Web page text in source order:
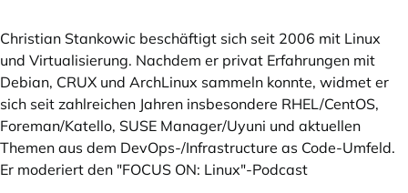
Christian Stankowic beschäftigt sich seit 2006 mit Linux
und Virtualisierung. Nachdem er privat Erfahrungen mit
Debian, CRUX und ArchLinux sammeln konnte, widmet er
sich seit zahlreichen Jahren insbesondere RHEL/CentOS,
Foreman/Katello, SUSE Manager/Uyuni und aktuellen
Themen aus dem DevOps-/Infrastructure as Code-Umfeld.
Er moderiert den "FOCUS ON: Linux"-Podcast